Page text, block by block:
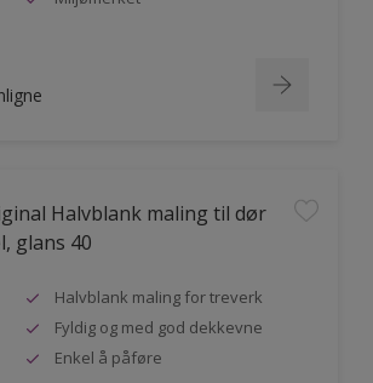
Halvblank maling til dør
glans 40
Halvblank maling for treverk
Fyldig og med god dekkevne
Enkel å påføre